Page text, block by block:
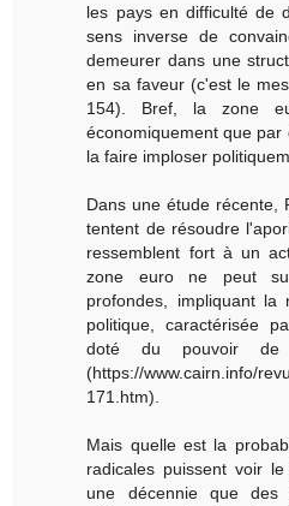
les pays en difficulté de
sens inverse de
demeurer dans une
en sa faveur (c'est le
154). Bref, la zone
économiquement que
la faire imploser
Dans une étude récente,
tentent de résoudre
ressemblent fort à un
zone euro ne peut
profondes, impliquant
politique, caractérisée
doté du pouvoir
(https://www.cairn.info/
171.htm).
Mais quelle est la
radicales puissent voir
une décennie que des